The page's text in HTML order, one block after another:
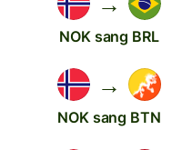
NOK sang BRL
→
NOK sang BTN